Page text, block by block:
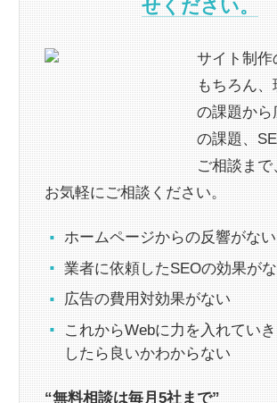
せください。
サイト制作
もちろん、
の課題から
の課題、
ご相談まで
お気軽にご相談ください。
ホームページからの反響がない
業者に依頼したSEOの効果が
広告の費用対効果がない
これからWebに力を入れてい
したら良いかわからない
“無料相談は毎月5社まで”